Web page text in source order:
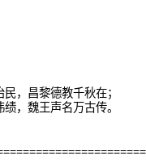
，昌黎德教千秋在；
，魏王声名万古传。